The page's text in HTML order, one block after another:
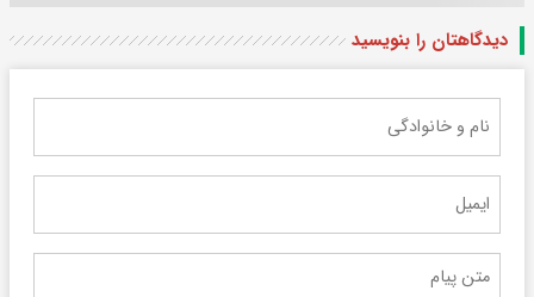
دیدگاهتان را بنویسید